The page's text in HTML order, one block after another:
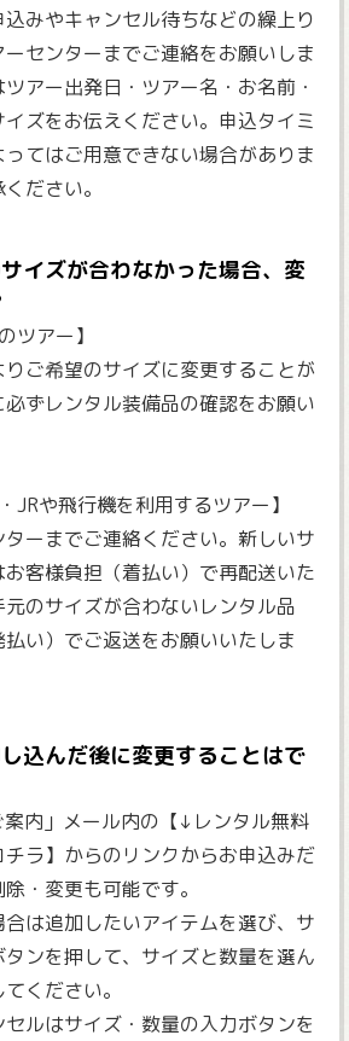
みやキャンセル待ちなどの繰上り
センターまでご連絡をお願いしま
アー出発日・ツアー名・お名前・
ズをお伝えください。申込タイミ
てはご用意できない場合がありま
ださい。
イズが合わなかった場合、変
ツアー】
ご希望のサイズに変更することが
ずレンタル装備品の確認をお願い
や飛行機を利用するツアー】
ーまでご連絡ください。新しいサ
客様負担（着払い）で再配送いた
のサイズが合わないレンタル品
い）でご返送をお願いいたしま
込んだ後に変更することはで
内」メール内の【↓レンタル無料
ラ】からのリンクからお申込みだ
・変更も可能です。
は追加したいアイテムを選び、サ
ンを押して、サイズと数量を選ん
ください。
ルはサイズ・数量の入力ボタンを